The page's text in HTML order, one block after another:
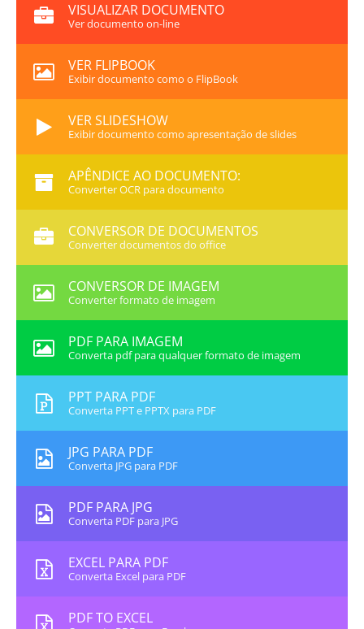
VISUALIZAR DOCUMENTO
Ver documento on-line
VER FLIPBOOK
Exibir documento como o FlipBook
VER SLIDESHOW
Exibir documento como apresentação de slides
APÊNDICE AO DOCUMENTO:
Converter OCR para documento
CONVERSOR DE DOCUMENTOS
Converter documentos do office
CONVERSOR DE IMAGEM
Converter formato de imagem
PDF PARA IMAGEM
Converta pdf para qualquer formato de imagem
PPT PARA PDF
Converta PPT e PPTX para PDF
JPG PARA PDF
Converta JPG para PDF
PDF PARA JPG
Converta PDF para JPG
EXCEL PARA PDF
Converta Excel para PDF
PDF TO EXCEL